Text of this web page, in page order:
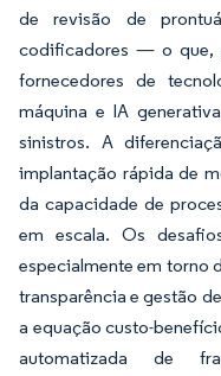
de revisão de
codificadores — o que,
fornecedores de
máquina e IA
sinistros. A
implantação rápida de
da capacidade de
em escala. Os
especialmente em torno
transparência e gestão
a equação custo-
automatizada de